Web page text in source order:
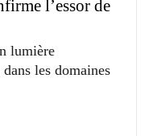
l’essor de
lumière
les domaines